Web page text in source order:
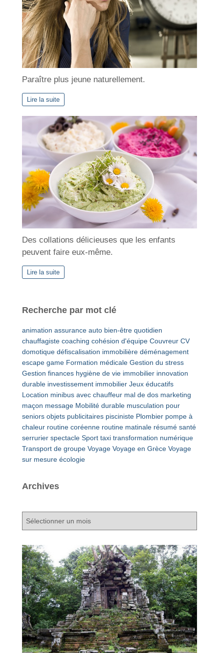
Paraître plus jeune naturellement.
Lire la suite
Des collations délicieuses que les enfants
peuvent faire eux-même.
Lire la suite
Recherche par mot clé
animation assurance auto bien-être quotidien
chauffagiste coaching cohésion d'équipe Couvreur CV
domotique défiscalisation immobilière déménagement
escape game Formation médicale Gestion du stress
Gestion finances hygiène de vie immobilier innovation
durable investissement immobilier Jeux éducatifs
Location minibus avec chauffeur mal de dos marketing
maçon message Mobilité durable musculation pour
seniors objets publicitaires pisciniste Plombier pompe à
chaleur routine coréenne routine matinale résumé santé
serrurier spectacle Sport taxi transformation numérique
Transport de groupe Voyage Voyage en Grèce Voyage
sur mesure écologie
Archives
A
c
i
v
e
s